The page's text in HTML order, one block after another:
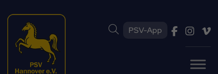
PSV-App